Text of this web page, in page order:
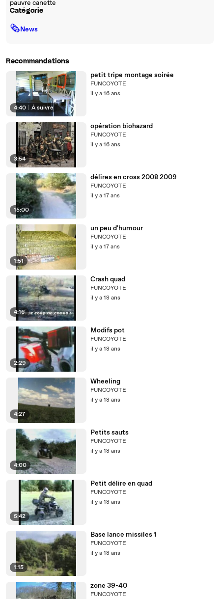
pauvre canette
Catégorie
🗞News
Recommandations
4:40 À suivre
petit tripe montage soirée
FUNCOYOTE
il y a 16 ans
3:54
opération biohazard
FUNCOYOTE
il y a 16 ans
15:00
délires en cross 2008 2009
FUNCOYOTE
il y a 17 ans
1:51
un peu d'humour
FUNCOYOTE
il y a 17 ans
4:16
Crash quad
FUNCOYOTE
il y a 18 ans
2:29
Modifs pot
FUNCOYOTE
il y a 18 ans
4:27
Wheeling
FUNCOYOTE
il y a 18 ans
4:00
Petits sauts
FUNCOYOTE
il y a 18 ans
5:42
Petit délire en quad
FUNCOYOTE
il y a 18 ans
1:15
Base lance missiles 1
FUNCOYOTE
il y a 18 ans
zone 39-40
FUNCOYOTE